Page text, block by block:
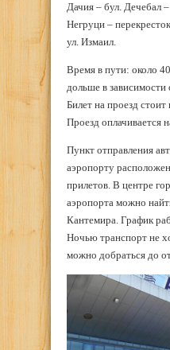
Дачия – бул. Дечебал
Негруци –
ул. Измаил.
Время в пути: около
дольше в зависимости
Билет на проезд
Проезд оплачивается
Пункт отправления
аэропорту
прилетов. В центре
аэропорта можно
Кантемира. График
Ночью транспорт не
можно добраться до